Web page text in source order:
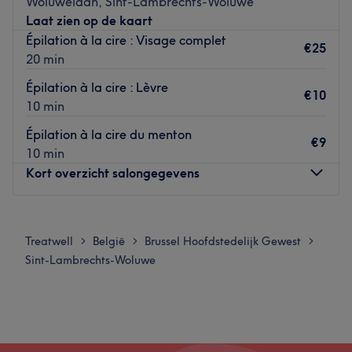
cire chaude ) ,
SOIN DU VISAGE
LE MASSAGE FACIAL Kobido,
EXTENSION DES CILS ,
REHAUSSEMENT DES CILS !
📍Station: Roodebeek, Bus:27,28,45,543,E12,R59
Tram:S4,S5,Métro :1
Go to venue
Laat zien op de kaart
Épilation à la cire : Visage complet
20 min
€25
Épilation à la cire : Lèvre
10 min
€10
Épilation à la cire du menton
10 min
€9
Kort overzicht salongegevens
Dinsdag
09:00–
18:30
Woensdag
Treatwell > België > Brussel Hoofdstedelijk Gewest >
Sint-Lambrechts-Woluwe